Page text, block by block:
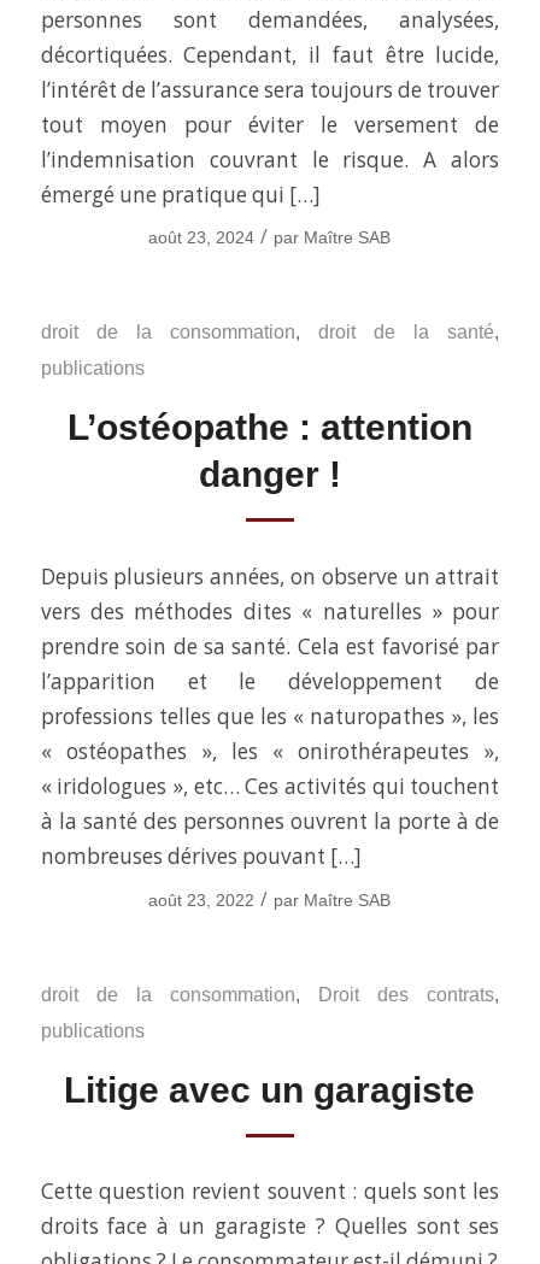
personnes sont demandées, analysées,
décortiquées. Cependant, il faut être lucide,
l’intérêt de l’assurance sera toujours de trouver
tout moyen pour éviter le versement de
l’indemnisation couvrant le risque. A alors
émergé une pratique qui […]
août 23, 2024 / par Maître SAB
droit de la consommation,droit de la santé,
publications
L’ostéopathe : attention
danger !
Depuis plusieurs années, on observe un attrait
vers des méthodes dites « naturelles » pour
prendre soin de sa santé. Cela est favorisé par
l’apparition et le développement de
professions telles que les « naturopathes », les
« ostéopathes », les « onirothérapeutes »,
« iridologues », etc… Ces activités qui touchent
à la santé des personnes ouvrent la porte à de
nombreuses dérives pouvant […]
août 23, 2022 / par Maître SAB
droit de la consommation, Droit des contrats,
publications
Litige avec un garagiste
Cette question revient souvent : quels sont les
droits face à un garagiste ? Quelles sont ses